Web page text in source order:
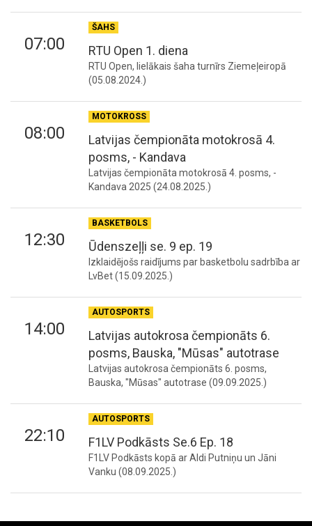
07:00
ŠAHS
RTU Open 1. diena
RTU Open, lielākais šaha turnīrs Ziemeļeiropā
(05.08.2024.)
08:00
MOTOKROSS
Latvijas čempionāta motokrosā 4.
posms, - Kandava
Latvijas čempionāta motokrosā 4. posms, -
Kandava 2025 (24.08.2025.)
12:30
BASKETBOLS
Ūdenszeļļi se. 9 ep. 19
Izklaidējošs raidījums par basketbolu sadrbība ar
LvBet (15.09.2025.)
14:00
AUTOSPORTS
Latvijas autokrosa čempionāts 6.
posms, Bauska, "Mūsas" autotrase
Latvijas autokrosa čempionāts 6. posms,
Bauska, "Mūsas" autotrase (09.09.2025.)
22:10
AUTOSPORTS
F1LV Podkāsts Se.6 Ep. 18
F1LV Podkāsts kopā ar Aldi Putniņu un Jāni
Vanku (08.09.2025.)